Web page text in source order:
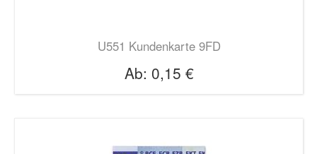
U551 Kundenkarte 9FD
Ab: 0,15 €